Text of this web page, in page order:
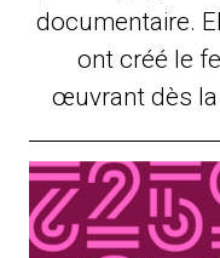
documentaire.
ont créé le
œuvrant dès la